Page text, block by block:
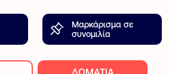
Μαρκάρισμα σε
συνομιλία